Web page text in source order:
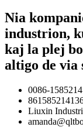
Nia
industrion,
kaj la plej
altigo de via
0086-
Liuxin